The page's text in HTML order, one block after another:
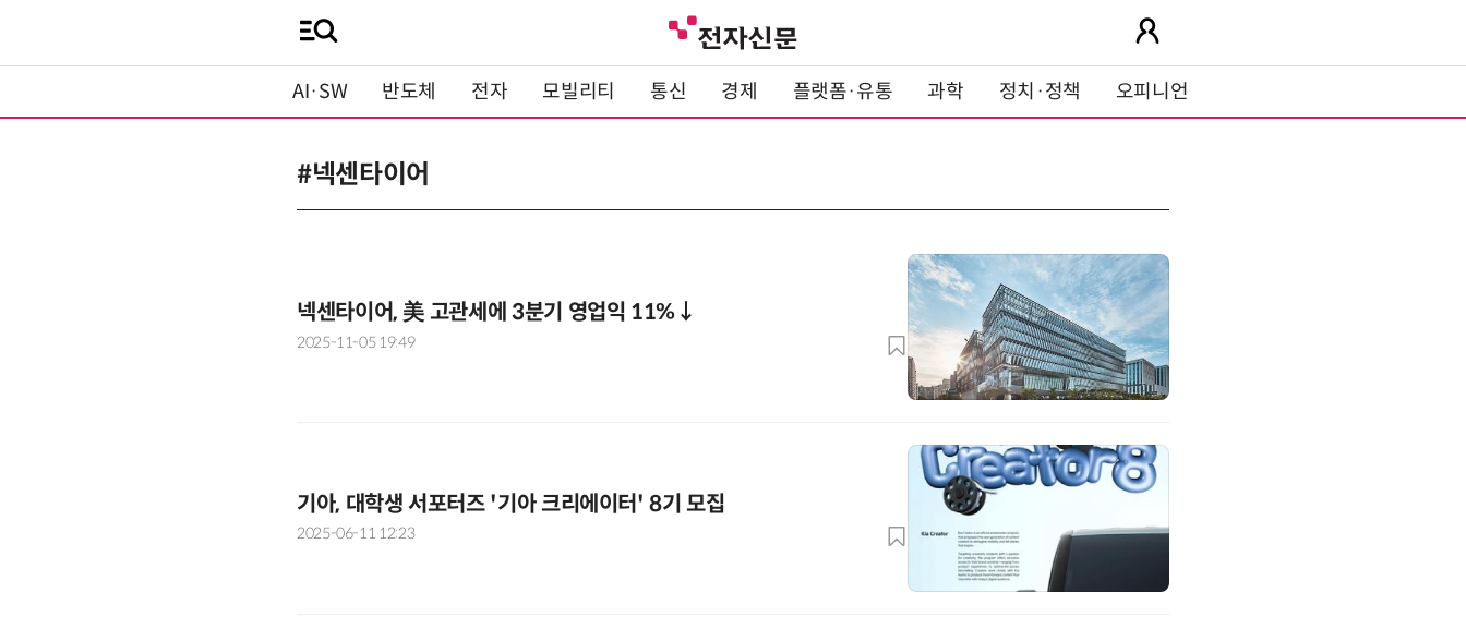
AI·SW 반도체 전자 모빌리티 통신 경제 플랫폼·유통 과학 정치·정책 오피니언
#넥센타이어
넥센타이어, 美 고관세에 3분기 영업익 11%↓
2025-11-05 19:49
기아, 대학생 서포터즈 '기아 크리에이터' 8기 모집
2025-06-11 12:23